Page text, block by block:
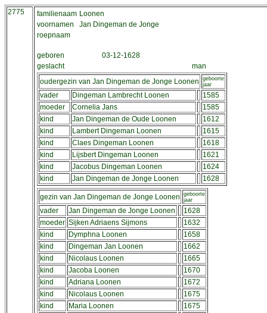
2775 familienaam Loonen
voornamen
Jan Dingeman de Jonge
roepnaam
geboren
03-12-1628
geslacht
man
oudergezin van Jan Dingeman de Jonge Loonen
geboorte
jaar
vader Dingeman Lambrecht Loonen
1585
moeder
Cornelia Jans
1585
kind
Jan Dingeman de Oude Loonen
1612
kind
Lambert Dingeman Loonen
1615
kind
Claes Dingeman Loonen
1618
kind
Lijsbert Dingeman Loonen
1621
kind
Jacobus Dingeman Loonen
1624
kind
Jan Dingeman de Jonge Loonen 1628
gezin van Jan Dingeman de Jonge Loonen
geboorte
jaar
vader Jan Dingeman de Jonge Loonen
1628
moeder Sijken Adriaens Sijmons
1632
kind
Dymphna Loonen
1658
kind
Dingeman Jan Loonen
1662
kind
Nicolaus Loonen
1665
kind
Jacoba Loonen
1670
kind
Adriana Loonen
1672
kind
Nicolaus Loonen
1675
kind
Maria Loonen
1675